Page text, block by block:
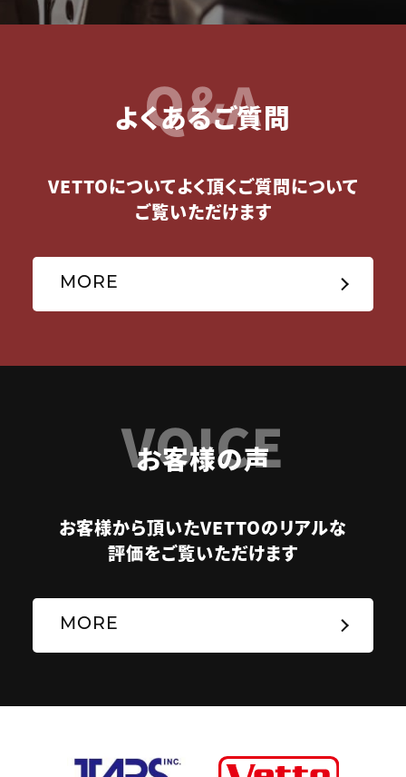
Q&A
よくあるご質問
VETTOについてよく頂くご質問について
ご覧いただけます
MORE
VOICE
お客様の声
お客様から頂いたVETTOのリアルな
評価をご覧いただけます
MORE